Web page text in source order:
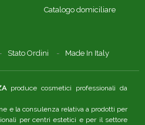
Catalogo domiciliare
Stato Ordini Made In Italy
produce cosmetici professionali da
e la consulenza relativa a prodotti per
per centri estetici e per il settore